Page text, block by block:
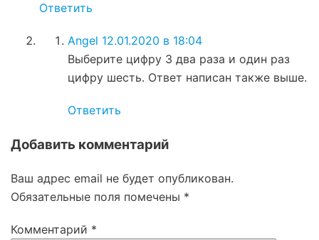
Ответить
Angel 12.01.2020 в 18:04
Выберите цифру 3 два раза и один раз
цифру шесть. Ответ написан также выше.
Ответить
Добавить комментарий
Ваш адрес email не будет опубликован.
Обязательные поля помечены *
Комментарий *